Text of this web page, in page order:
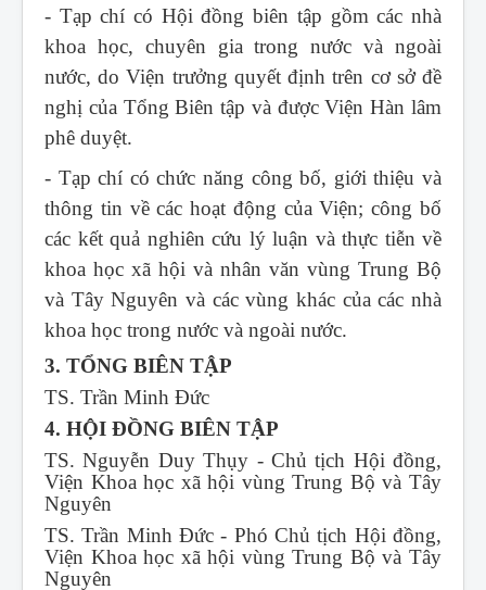
- Tạp chí có Hội đồng biên tập gồm các nhà
khoa học, chuyên gia trong nước và ngoài
nước, do Viện trưởng quyết định trên cơ sở đề
nghị của Tổng Biên tập và được Viện Hàn lâm
phê duyệt.
- Tạp chí có chức năng công bố, giới thiệu và
thông tin về các hoạt động của Viện; công bố
các kết quả nghiên cứu lý luận và thực tiễn về
khoa học xã hội và nhân văn vùng Trung Bộ
và Tây Nguyên và các vùng khác của các nhà
khoa học trong nước và ngoài nước.
3. TỔNG BIÊN TẬP
TS. Trần Minh Đức
4. HỘI ĐỒNG BIÊN TẬP
TS. Nguyễn Duy Thụy - Chủ tịch Hội đồng,
Viện Khoa học xã hội vùng Trung Bộ và Tây
Nguyên
TS. Trần Minh Đức - Phó Chủ tịch Hội đồng,
Viện Khoa học xã hội vùng Trung Bộ và Tây
Nguyên